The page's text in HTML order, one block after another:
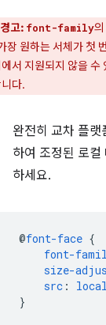
경고: font-family
장 원하는 서체가 첫
서 지원되지 않을
다.
완전히 교차 플
하여 조정된 로
하세요.
@font-face {
font-
size-
src : local
}